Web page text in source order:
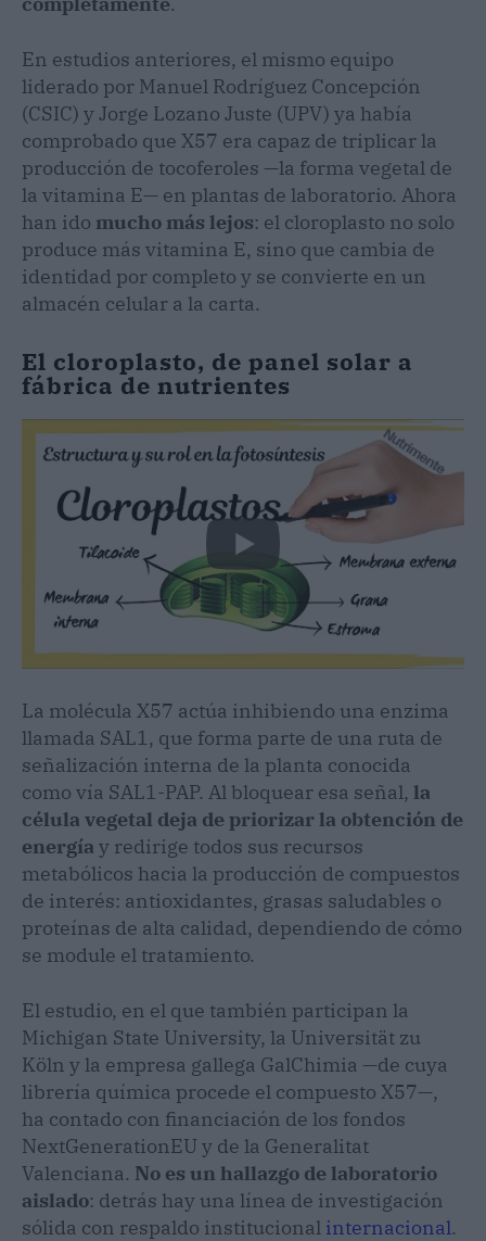
En estudios anteriores, el mismo equipo
liderado por Manuel Rodríguez Concepción
(CSIC) y Jorge Lozano Juste (UPV) ya había
comprobado que X57 era capaz de triplicar la
producción de tocoferoles —la forma vegetal de
la vitamina E— en plantas de laboratorio. Ahora
han ido mucho más lejos: el cloroplasto no solo
produce más vitamina E, sino que cambia de
identidad por completo y se convierte en un
almacén celular a la carta.
El cloroplasto, de panel solar a
fábrica de nutrientes
La molécula X57 actúa inhibiendo una enzima
llamada SAL1, que forma parte de una ruta de
señalización interna de la planta conocida
como vía SAL1-PAP. Al bloquear esa señal, la
célula vegetal deja de priorizar la obtención de
energía y redirige todos sus recursos
metabólicos hacia la producción de compuestos
de interés: antioxidantes, grasas saludables o
proteínas de alta calidad, dependiendo de cómo
se module el tratamiento.
El estudio, en el que también participan la
Michigan State University, la Universität zu
Köln y la empresa gallega GalChimia —de cuya
librería química procede el compuesto X57—,
ha contado con financiación de los fondos
NextGenerationEU y de la Generalitat
Valenciana. No es un hallazgo de laboratorio
aislado: detrás hay una línea de investigación
sólida con respaldo institucional internacional.